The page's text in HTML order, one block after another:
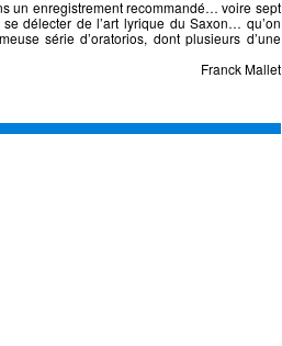
un enregistrement recommandé… voire sept
délecter de l’art lyrique du Saxon… qu’on
série d’oratorios, dont plusieurs d’une
Franck Mallet